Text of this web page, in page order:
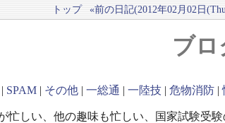
トップ «前の日記(2012年02月02日
ブ
| SPAM | その他 | 一総通 | 一陸技 | 危物消防 |
忙しい、他の趣味も忙しい、国家試験受